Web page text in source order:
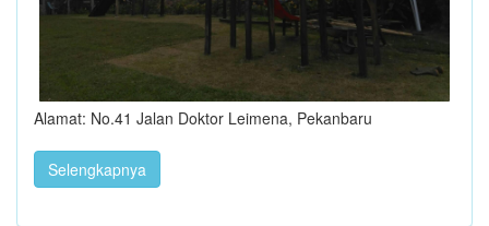
Alamat: No.41 Jalan Doktor Leimena, Pekanbaru
Selengkapnya